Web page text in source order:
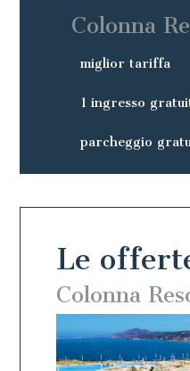
Le
Colonna
Colonna
miglior tariffa
1 ingresso
parcheggio